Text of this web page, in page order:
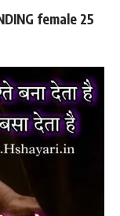
female 25